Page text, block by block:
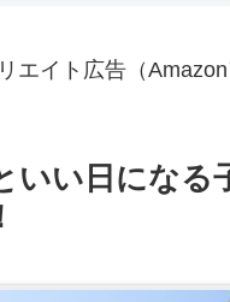
エイト広告（
いい日になる